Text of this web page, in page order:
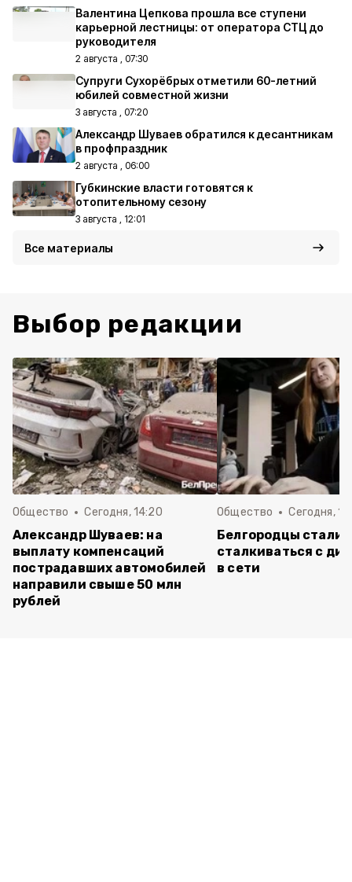
Валентина Цепкова прошла все ступени
карьерной лестницы: от оператора СТЦ до
руководителя
2 августа , 07:30
Супруги Сухорёбрых отметили 60-летний
юбилей совместной жизни
3 августа , 07:20
Александр Шуваев обратился к десантникам
в профпраздник
2 августа , 06:00
Губкинские власти готовятся к
отопительному сезону
3 августа , 12:01
Все материалы
Выбор редакции
Общество Сегодня, 14:20
Александр Шуваев: на
выплату компенсаций
пострадавших автомобилей
направили свыше 50 млн
рублей
Общество Сегодня,
Белгородцы стали
сталкиваться с
в сети